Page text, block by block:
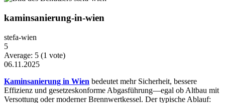
kaminsanierung-in-wien
stefa-wien
5
Average: 5 (1 vote)
06.11.2025
Kaminsanierung in Wien bedeutet mehr Sicherheit, bessere
Effizienz und gesetzeskonforme Abgasführung—egal ob Altbau mit
Versottung oder moderner Brennwertkessel. Der typische Ablauf: